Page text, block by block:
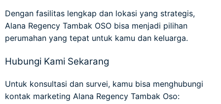
Dengan fasilitas lengkap dan lokasi yang strategis,
Alana Regency Tambak OSO bisa menjadi pilihan
perumahan yang tepat untuk kamu dan keluarga.
Hubungi Kami Sekarang
Untuk konsultasi dan survei, kamu bisa menghubungi
kontak marketing Alana Regency Tambak Oso: